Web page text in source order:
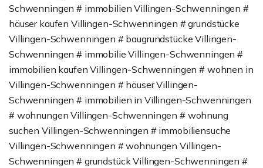
Schwenningen # immobilien Villingen-Schwenningen #
häuser kaufen Villingen-Schwenningen # grundstücke
Villingen-Schwenningen # baugrundstücke Villingen-
Schwenningen # immobilie Villingen-Schwenningen #
immobilien kaufen Villingen-Schwenningen # wohnen in
Villingen-Schwenningen # häuser Villingen-
Schwenningen # immobilien in Villingen-Schwenningen
# wohnungen Villingen-Schwenningen # wohnung
suchen Villingen-Schwenningen # immobiliensuche
Villingen-Schwenningen # wohnungen Villingen-
Schwenningen # grundstück Villingen-Schwenningen #